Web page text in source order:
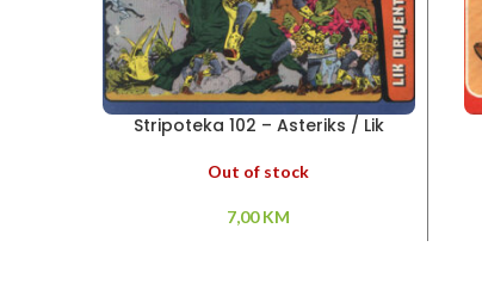
Stripoteka 102 – Asteriks / Lik
Out of stock
7,00KM